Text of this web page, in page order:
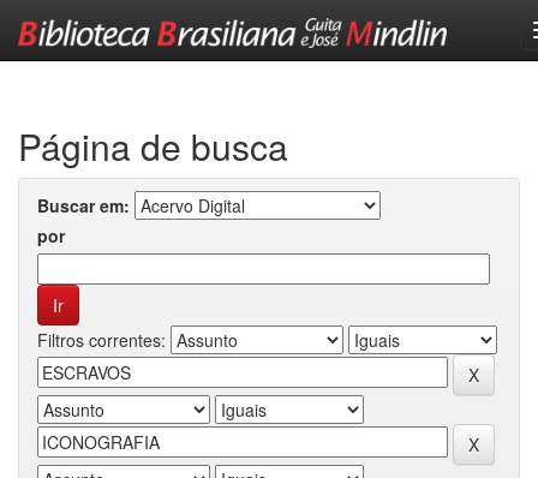
Página de busca
Buscar em:
por
Filtros correntes: